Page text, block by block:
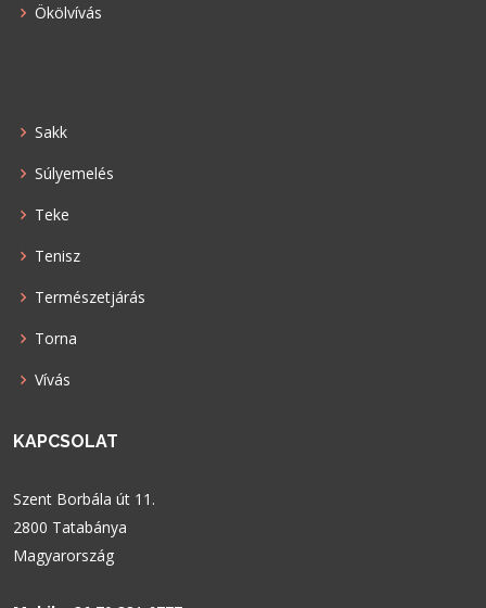
Ökölvívás
Sakk
Súlyemelés
Teke
Tenisz
Természetjárás
Torna
Vívás
KAPCSOLAT
Szent Borbála út 11.
2800 Tatabánya
Magyarország